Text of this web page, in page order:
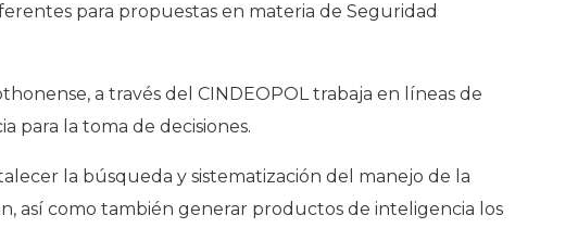
para propuestas en materia de Seguridad
a través del CINDEOPOL trabaja en líneas de
para la toma de decisiones.
la búsqueda y sistematización del manejo de la
así como también generar productos de inteligencia los